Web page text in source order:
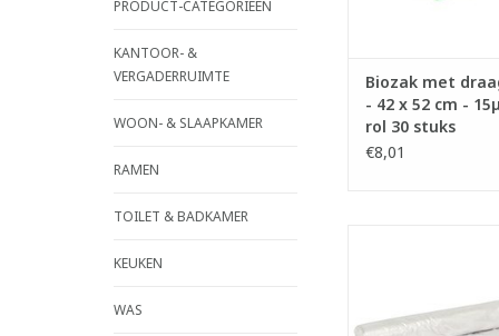
PRODUCT-CATEGORIEËN
KANTOOR- &
VERGADERRUIMTE
WOON- & SLAAPKAMER
RAMEN
TOILET & BADKAMER
KEUKEN
WAS
TOEVOEGEN AAN
Biozak met
- 42 x 52 cm -
rol 30 stuks
€8,01
materiaal.
- Ideaal voor licht